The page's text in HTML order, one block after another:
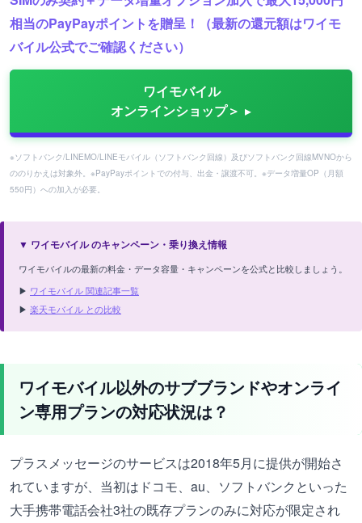
相当のPayPayポイントを贈呈！（最新の還元額はワイモ
バイル公式でご確認ください）
ワイモバイル
オンラインショップ＞
※ソフトバンク/LINEMO/LINEモバイル（ソフトバンク回線）及びソフトバンク回線MVNOから
ののりかえは対象外。※PayPayポイントでの付与、出金・譲渡不可。※データ増量OP（月額
550円）への加入が必要。
▼ ワイモバイル のキャンペーン・乗り換え情報
ワイモバイルの最新の料金・データ容量・キャンペーンを公式と比較しましょう。
▶ ワイモバイル 関連記事一覧
▶ 楽天モバイル との比較
ワイモバイル以外のサブブランドやオンライ
ン専用プランの対応状況は？
プラスメッセージのサービスは2018年5月に提供が開始さ
れていますが、当初はドコモ、au、ソフトバンクといった
大手携帯電話会社3社の既存プランのみに対応が限定され